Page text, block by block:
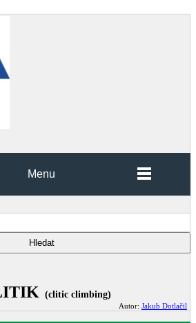
Menu
(clitic climbing)
Autor: Jakub Dotlačil